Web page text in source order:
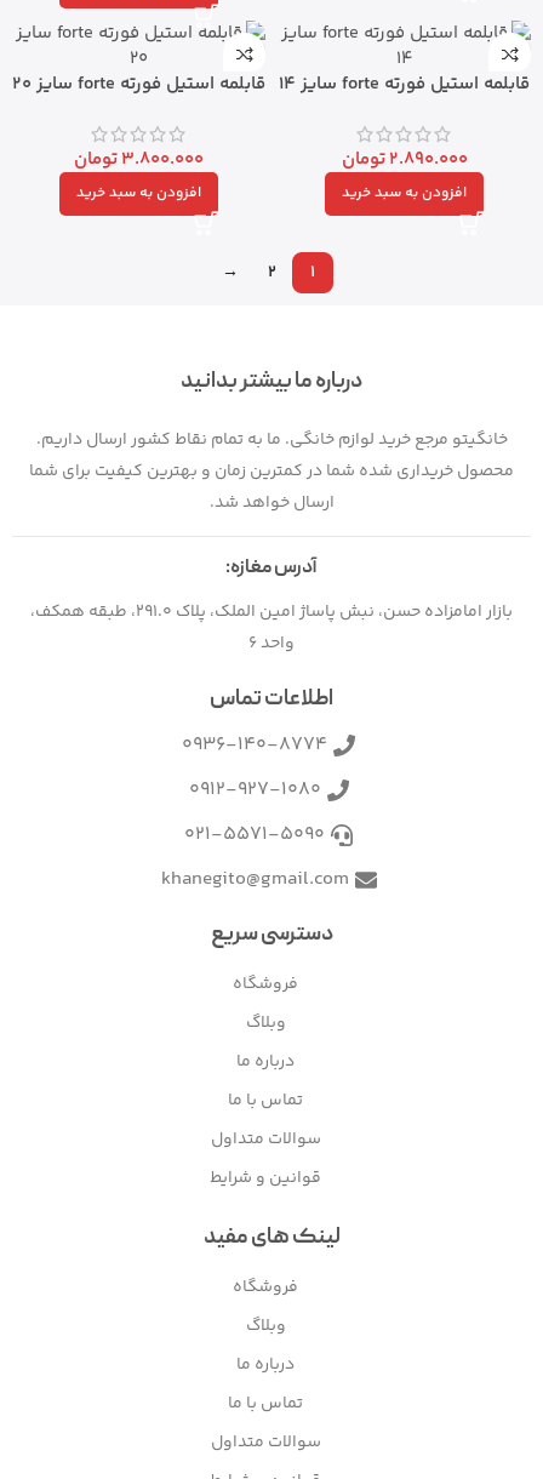
قابلمه استیل فورته forte سایز 14
2.890.000تومان
افزودن به سبد خرید
قابلمه استیل فورته forte سایز 20
3.800.000تومان
افزودن به سبد خرید
1
2
→
درباره ما بیشتر بدانید
خانگیتو مرجع خرید لوازم خانگی. ما به تمام نقاط کشور ارسال داریم.
محصول خریداری شده شما در کمترین زمان و بهترین کیفیت برای شما
ارسال خواهد شد.
آدرس مغازه:
بازار امامزاده حسن، نبش پاساژ امین الملک، پلاک 291.0، طبقه همکف،
واحد 6
اطلاعات تماس
0936-140-8774
0912-927-1080
021-5571-5090
khanegito@gmail.com
دسترسی سریع
فروشگاه
وبلاگ
درباره ما
تماس با ما
سوالات متداول
قوانین و شرایط
لینک های مفید
فروشگاه
وبلاگ
درباره ما
تماس با ما
سوالات متداول